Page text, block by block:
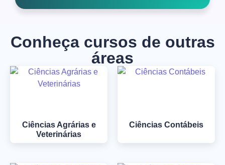
Conheça cursos de outras
áreas
Ciências Agrárias e
Veterinárias
Ciências Contábeis